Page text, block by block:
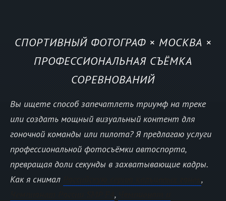
СПОРТИВНЫЙ ФОТОГРАФ × МОСКВА ×
ПРОФЕССИОНАЛЬНАЯ СЪЁМКА
СОРЕВНОВАНИЙ
Вы ищете способ запечатлеть триумф на треке
или создать мощный визуальный контент для
гоночной команды или пилота? Я предлагаю услуги
профессиональной фотосъёмки автоспорта,
превращая доли секунды в захватывающие кадры.
Как я снимал
,
,